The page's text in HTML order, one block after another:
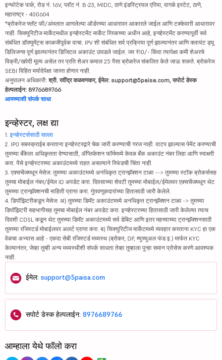
इन्फोटेक पार्क, रोड नं. 16V, प्लॉट नं. B-23, MIDC, ठाणे इंडस्ट्रियल एरिया, वागळे इस्टेट, ठाणे,
महाराष्ट्र - 400604
*ब्रोकरेज फ्लॅट फी/अंमलात आणलेल्या ऑर्डरच्या आधारावर आकारले जाईल आणि टक्केवारी आधारावर
नाही. सिक्युरिटीज मार्केटमधील इन्व्हेस्टमेंट मार्केट रिस्कच्या अधीन आहे, इन्व्हेस्टमेंट करण्यापूर्वी सर्व
संबंधित डॉक्युमेंट्स काळजीपूर्वक वाचा. IPV शी संबंधित सर्व प्रक्रिया पूर्ण झाल्यानंतर आणि क्लायंट ड्यू
डिलिजन्स पूर्ण झाल्यानंतर डिजिटल अकाउंट उघडले जाईल. जर ₹10/- किंवा त्यापेक्षा कमी शेअरचे
विक्री/खरेदी मूल्य असेल तर प्रति शेअर कमाल 25 पैसा ब्रोकरेज संकलित केले जाऊ शकते. ब्रोकरेज
SEBI विहित मर्यादेपेक्षा जास्त होणार नाही.
अनुपालन अधिकारी: श्री. रवींद्र कळवणकर, ईमेल: support@5paisa.com, सपोर्ट डेस्क
हेल्पलाईन: 8976689766
आमच्याशी संपर्क साधा
इन्व्हेस्टर, लक्ष द्या
1. इन्व्हेस्टर्ससाठी सल्ला
2. IPO सबस्क्राईब करताना इन्व्हेस्टरद्वारे चेक जारी करण्याची गरज नाही. वाटप झाल्यास पेमेंट करण्याची
तुमच्या बँकेला अधिकृतता देण्यासाठी, ॲप्लिकेशन फॉर्ममध्ये केवळ बँक अकाउंट नंबर लिहा आणि स्वाक्षरी
करा. पैसे इन्व्हेस्टरच्या अकाउंटमध्ये राहत असल्याने रिफंडची चिंता नाही.
3. एक्सचेंजमधून मेसेज: तुमच्या अकाउंटमध्ये अनधिकृत ट्रान्झॅक्शन टाळा --> तुमच्या स्टॉक ब्रोकर्ससह
तुमचा मोबाईल नंबर/ईमेल ID अपडेट करा. दिवसाच्या शेवटी तुमच्या मोबाईल/ईमेलवर एक्सचेंजमधून थेट
तुमच्या ट्रान्झॅक्शनची माहिती प्राप्त करा. गुंतवणूकदारांच्या हितासाठी जारी केलेले.
4. डिपॉझिटरीकडून मेसेज: अ) तुमच्या डिमॅट अकाउंटमध्ये अनधिकृत ट्रान्झॅक्शन टाळा -> तुमच्या
डिपॉझिटरी सहभागीसह तुमचा मोबाईल नंबर अपडेट करा. इन्व्हेस्टरच्या हितासाठी जारी केलेल्या त्याच
दिवशी CDSL कडून थेट तुमच्या डिमॅट अकाउंटमध्ये सर्व डेबिट आणि इतर महत्त्वाच्या ट्रान्झॅक्शनसाठी
तुमच्या रजिस्टर्ड मोबाईलवर अलर्ट प्राप्त करा. ब) सिक्युरिटीज मार्केटमध्ये व्यवहार करताना KYC हा एक
वेळचा अभ्यास आहे - एकदा सेबी रजिस्टर्ड मध्यस्थ (ब्रोकर, DP, म्युच्युअल फंड इ.) मार्फत KYC
केल्यानंतर, जेव्हा तुम्ही अन्य मध्यस्थीशी संपर्क साधता तेव्हा तुम्हाला पुन्हा समान प्रोसेस करणे आवश्यक
नाही.
ईमेल: support@5paisa.com
सपोर्ट डेस्क हेल्पलाईन: 8976689766
आम्हाला येथे फॉलो करा